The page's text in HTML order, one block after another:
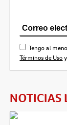
Tengo al
Términos de Uso
NOTICIAS